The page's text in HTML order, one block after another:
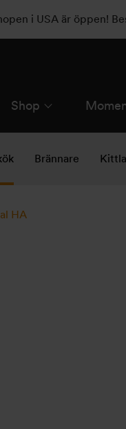
i USA är öppen!
Shop
Brännare